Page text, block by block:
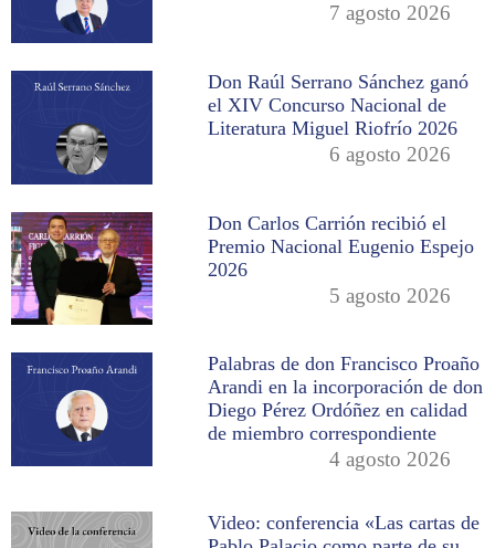
7 agosto 2026
Don Raúl Serrano Sánchez ganó
el XIV Concurso Nacional de
Literatura Miguel Riofrío 2026
6 agosto 2026
Don Carlos Carrión recibió el
Premio Nacional Eugenio Espejo
2026
5 agosto 2026
Palabras de don Francisco Proaño
Arandi en la incorporación de don
Diego Pérez Ordóñez en calidad
de miembro correspondiente
4 agosto 2026
Video: conferencia «Las cartas de